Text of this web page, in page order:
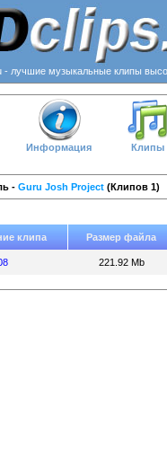
- лучшие музыкальные клипы
Информация Клипы
- Guru Josh Project (Клипов 1)
клипа Размер файла
221.92 Mb